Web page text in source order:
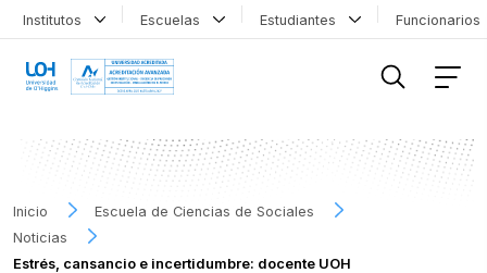
Institutos Escuelas Estudiantes
Inicio
Escuela de Ciencias de Sociales
Noticias
Estrés, cansancio e incertidumbre: docente UOH